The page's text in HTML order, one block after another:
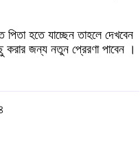
হতে যাচ্ছেন তাহলে দেখবেন
জন্য নতুন প্রেরণা পাবেন ।